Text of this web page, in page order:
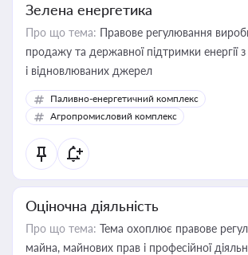
Зелена енергетика
Про що тема: Правове регулювання
продажу та державної підтримки енергії
і відновлюваних джерел
Паливно-енергетичний комплекс
Агропромисловий комплекс
Оціночна діяльність
Про що тема: Тема охоплює правове
майна, майнових прав і професійної